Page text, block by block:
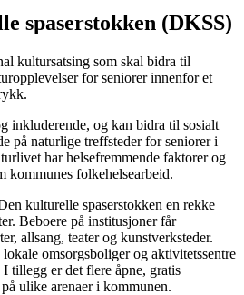
spaserstokken (DKSS)
kultursatsing som skal bidra til
for seniorer innenfor et
inkluderende, og kan bidra til sosialt
på naturlige treffsteder for seniorer i
har helsefremmende faktorer og
folkehelsearbeid.
kulturelle spaserstokken en rekke
Beboere på institusjoner får
allsang, teater og kunstverksteder.
omsorgsboliger og aktivitetssentre
tillegg er det flere åpne, gratis
ulike arenaer i kommunen.